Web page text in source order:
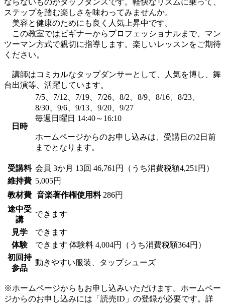
ステップを踏む楽しさを味わってみませんか。
美容と健康のためにも良く人気上昇中です。
この教室ではビギナーからプロフェッショナルまで、マン
ツーマン方式で親切に指導します。楽しいレッスンをご期待
ください。
講師はコミカルなタップダンサーとして、人気を博し、舞
台出演等、活躍しています。
日時
7/5、7/12、7/19、7/26、8/2、8/9、8/16、8/23、
8/30、9/6、9/13、9/20、9/27
毎週日曜日 14:40～16:10
ホームページからのお申し込みは、受講日の2日前
までとなります。
受講料 会員 3か月 13回 46,761円（うち消費税額4,251円）
維持費 5,005円
教材費
音楽著作権使用料 286円
途中受
講
できます
見学
できます
体験
できます 体験料 4,004円（うち消費税額364円）
初回持
参品
動きやすい服装、タップシューズ
※ホームページからもお申し込みいただけます。ホームペー
ジからのお申し込みには「読売ID」の登録が必要です。詳